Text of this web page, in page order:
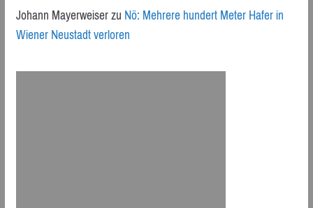
Johann MayerweiserzuNö: Mehrere hundert Meter Hafer in
Wiener Neustadt verloren